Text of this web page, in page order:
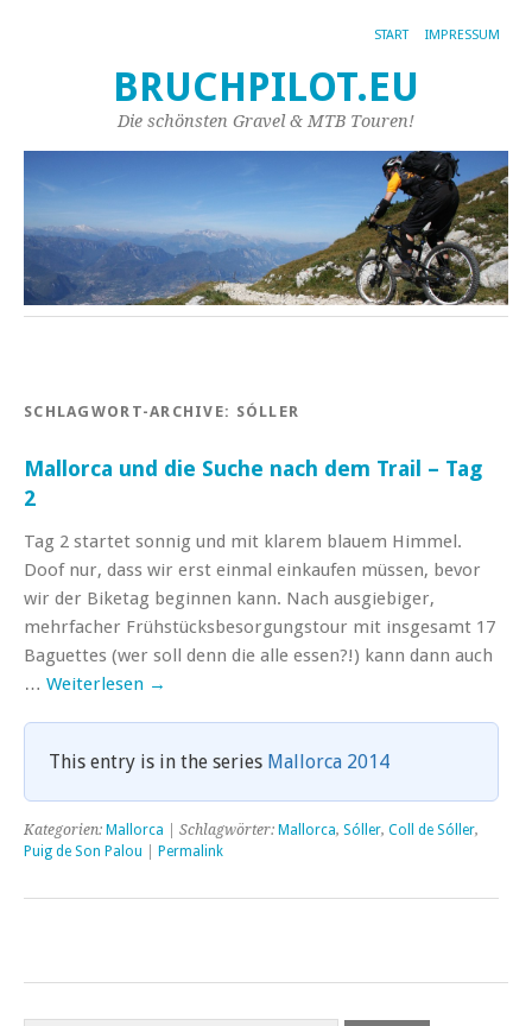
START IMPRESSUM
BRUCHPILOT.EU
Die schönsten Gravel & MTB Touren!
SCHLAGWORT-ARCHIVE: SÓLLER
Mallorca und die Suche nach dem Trail – Tag
2
Tag 2 startet sonnig und mit klarem blauem Himmel.
Doof nur, dass wir erst einmal einkaufen müssen, bevor
wir der Biketag beginnen kann. Nach ausgiebiger,
mehrfacher Frühstücksbesorgungstour mit insgesamt 17
Baguettes (wer soll denn die alle essen?!) kann dann auch
… Weiterlesen →
This entry is in the series Mallorca 2014
Kategorien: Mallorca | Schlagwörter: Mallorca, Sóller, Coll de Sóller,
Puig de Son Palou
Permalink